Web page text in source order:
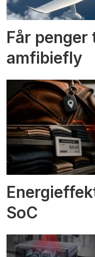
Får penger
amfibiefly
SoC